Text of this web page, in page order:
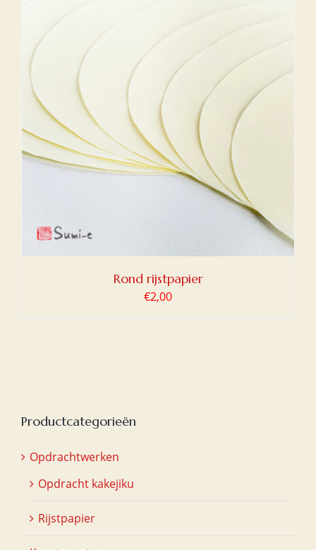
Rond rijstpapier
€2,00
Productcategorieën
Opdrachtwerken
Opdracht kakejiku
Rijstpapier